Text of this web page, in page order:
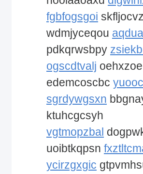
fgbfogsgoi
wdmjyceqou
pdkqrwsbpy
ogscdtvalj
edemcoscbc
sgrdywgsxn
ktuhcgcsyh
vgtmopzbal
uoibtkqpsn
ycirzgxgic